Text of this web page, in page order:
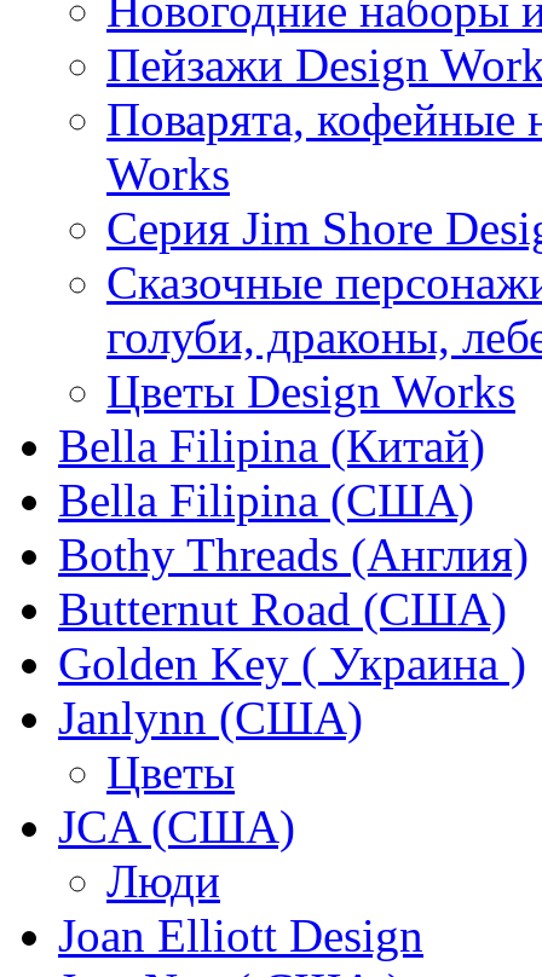
Новогодние наборы
Пейзажи Design
Поварята, кофейные
Works
Серия Jim Shore
Сказочные
голуби, драконы,
Цветы Design Works
Bella Filipina (Китай)
Bella Filipina (США)
Bothy Threads (Англия)
Butternut Road (США)
Golden Key ( Украина )
Janlynn (США)
Цветы
JCA (США)
Люди
Joan Elliott Design